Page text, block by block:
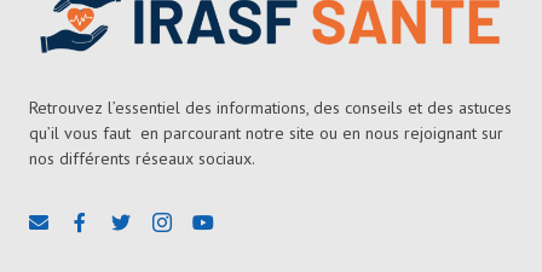
Retrouvez l’essentiel des informations, des conseils et des astuces
qu’il vous faut en parcourant notre site ou en nous rejoignant sur
nos différents réseaux sociaux.